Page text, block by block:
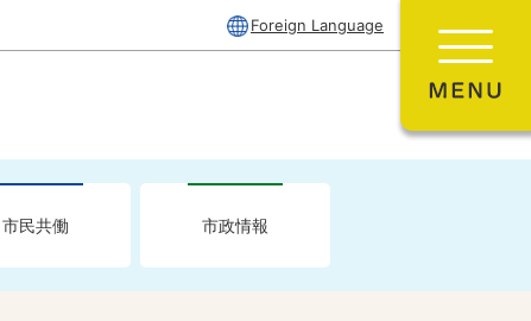
Foreign Language
市民共働 市政情報